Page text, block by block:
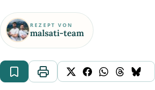
REZEPT VON
malsati-team